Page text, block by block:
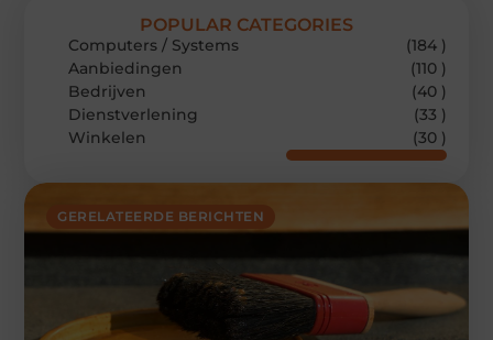
GERELATEERDE BERICHTEN
POPULAR CATEGORIES
Computers / Systems
(184 )
Aanbiedingen
(110 )
Bedrijven
(40 )
Dienstverlening
(33 )
Winkelen
(30 )